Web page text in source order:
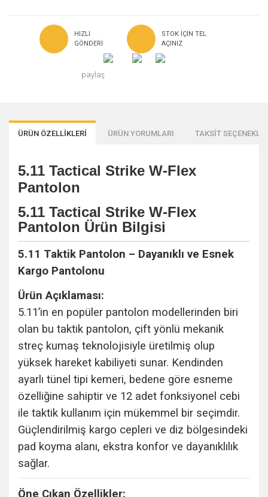
HIZLI
GÖNDERI
STOK IÇIN TEL
AÇINIZ
paylaş
ÜRÜN ÖZELLİKLERİ ÜRÜN YORUMLARI TAKSİT
5.11 Tactical Strike W-Flex
Pantolon
5.11 Tactical Strike W-Flex
Pantolon Ürün Bilgisi
5.11 Taktik Pantolon – Dayanıklı ve Esnek
Kargo Pantolonu
Ürün Açıklaması:
5.11’in en popüler pantolon modellerinden biri
olan bu taktik pantolon, çift yönlü mekanik
streç kumaş teknolojisiyle üretilmiş olup
yüksek hareket kabiliyeti sunar. Kendinden
ayarlı tünel tipi kemeri, bedene göre esneme
özelliğine sahiptir ve 12 adet fonksiyonel cebi
ile taktik kullanım için mükemmel bir seçimdir.
Güçlendirilmiş kargo cepleri ve diz bölgesindeki
pad koyma alanı, ekstra konfor ve dayanıklılık
sağlar.
Öne Çıkan Özellikler: